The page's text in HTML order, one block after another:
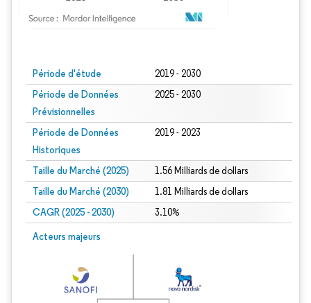
Période d'étude 2019 - 2030
Période de Données
Prévisionnelles
2025 - 2030
Période de Données
Historiques
2019 - 2023
Taille du Marché (2025) 1.56 Milliards de dollars
Taille du Marché (2030) 1.81 Milliards de dollars
CAGR (2025 - 2030) 3.10%
Acteurs majeurs